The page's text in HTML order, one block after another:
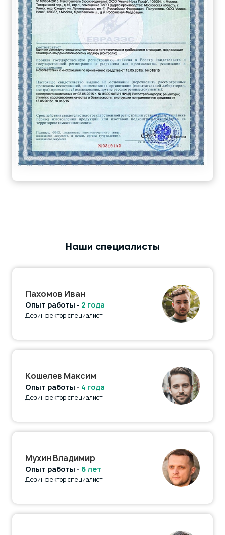
Наши специалисты
Пахомов Иван
Опыт работы - 2 года
Дезинфектор специалист
Кошелев Максим
Опыт работы - 4 года
Дезинфектор специалист
Мухин Владимир
Опыт работы - 6 лет
Дезинфектор специалист